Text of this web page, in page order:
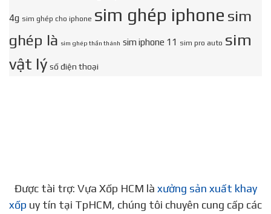
4g sim ghép cho iphone sim ghép iphone sim
ghép là sim ghép thần thánh sim iphone 11 sim pro auto sim
vật lý số điện thoại
Được tài trợ: Vựa Xốp HCM là xưởng sản xuất khay
xốp uy tín tại TpHCM, chúng tôi chuyên cung cấp các